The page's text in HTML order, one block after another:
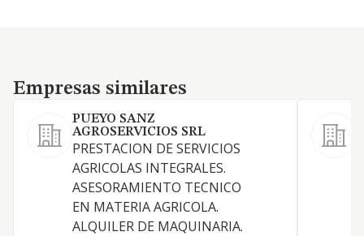
Empresas similares
Empresas similares
PUEYO SANZ
AGROSERVICIOS SRL
PRESTACION DE SERVICIOS
AGRICOLAS INTEGRALES.
ASESORAMIENTO TECNICO
EN MATERIA AGRICOLA.
ALQUILER DE MAQUINARIA.